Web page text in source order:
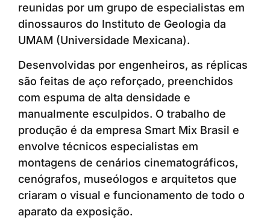
reunidas por um grupo de especialistas em
dinossauros do Instituto de Geologia da
UMAM (Universidade Mexicana).
Desenvolvidas por engenheiros, as réplicas
são feitas de aço reforçado, preenchidos
com espuma de alta densidade e
manualmente esculpidos. O trabalho de
produção é da empresa Smart Mix Brasil e
envolve técnicos especialistas em
montagens de cenários cinematográficos,
cenógrafos, museólogos e arquitetos que
criaram o visual e funcionamento de todo o
aparato da exposição.